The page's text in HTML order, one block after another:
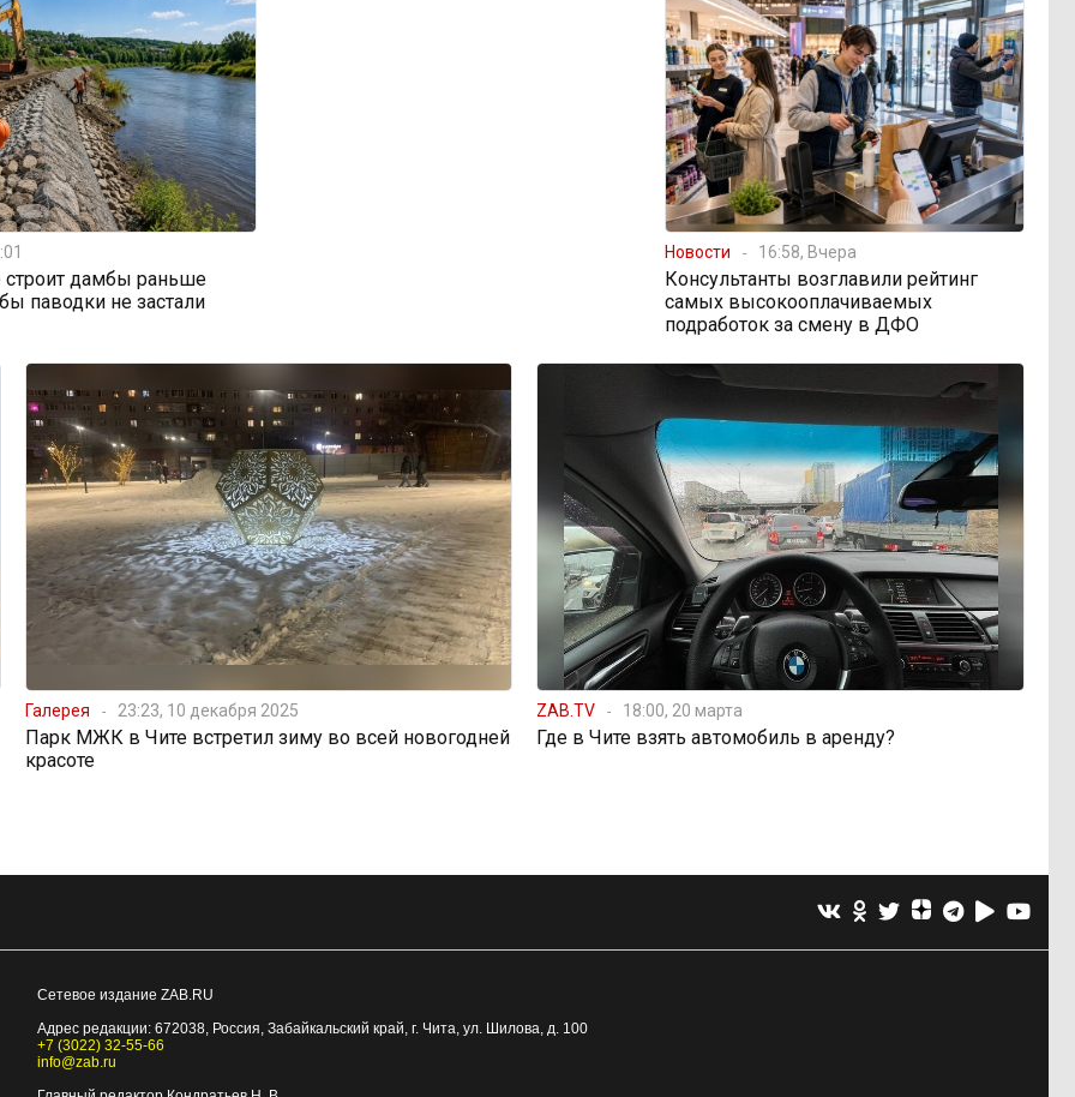
строит дамбы раньше
паводки не застали
Новости 16:58, Вчера
Консультанты возглавили рейтинг
самых высокооплачиваемых
подработок за смену в ДФО
Галерея 23:23, 10 декабря 2025
Парк МЖК в Чите встретил зиму во всей новогодней
красоте
ZAB.TV 18:00, 20 марта
Где в Чите взять автомобиль в аренду?
Сетевое издание ZAB.RU
Адрес редакции: 672038, Россия, Забайкальский край, г. Чита, ул. Шилова, д. 100
+7 (3022) 32-55-66
info@zab.ru